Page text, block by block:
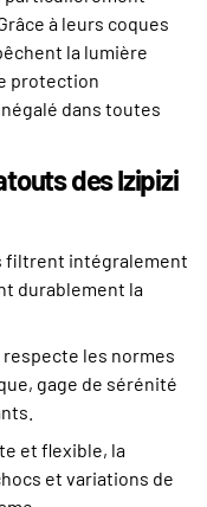
à leurs coques
la lumière
protection
dans toutes
des Izipizi
filtrent intégralement
durablement la
respecte les normes
gage de sérénité
et flexible, la
et variations de